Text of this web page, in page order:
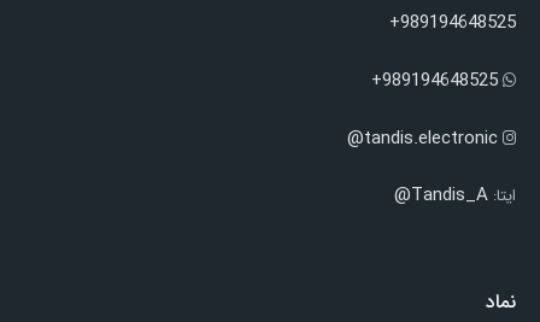
989194648525+
989194648525+
tandis.electronic@
ایتا: Tandis_A@
نماد